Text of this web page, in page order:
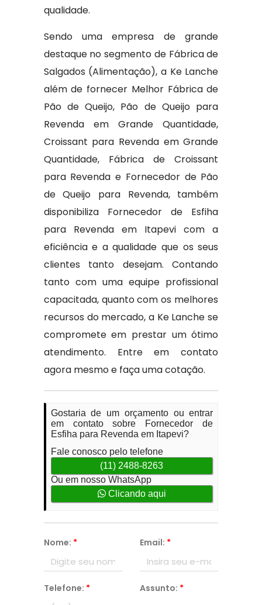
qualidade.
Sendo uma empresa de grande
destaque no segmento de Fábrica de
Salgados (Alimentação), a Ke Lanche
além de fornecer Melhor Fábrica de
Pão de Queijo, Pão de Queijo para
Revenda em Grande Quantidade,
Croissant para Revenda em Grande
Quantidade, Fábrica de Croissant
para Revenda e Fornecedor de Pão
de Queijo para Revenda, também
disponibiliza Fornecedor de Esfiha
para Revenda em Itapevi com a
eficiência e a qualidade que os seus
clientes tanto desejam. Contando
tanto com uma equipe profissional
capacitada, quanto com os melhores
recursos do mercado, a Ke Lanche se
compromete em prestar um ótimo
atendimento. Entre em contato
agora mesmo e faça uma cotação.
Gostaria de um orçamento ou entrar
em contato sobre Fornecedor de
Esfiha para Revenda em Itapevi?
Fale conosco pelo telefone
(11) 2488-8263
Ou em nosso WhatsApp
Clicando aqui
Nome: * Email: *
Telefone: * Assunto: *